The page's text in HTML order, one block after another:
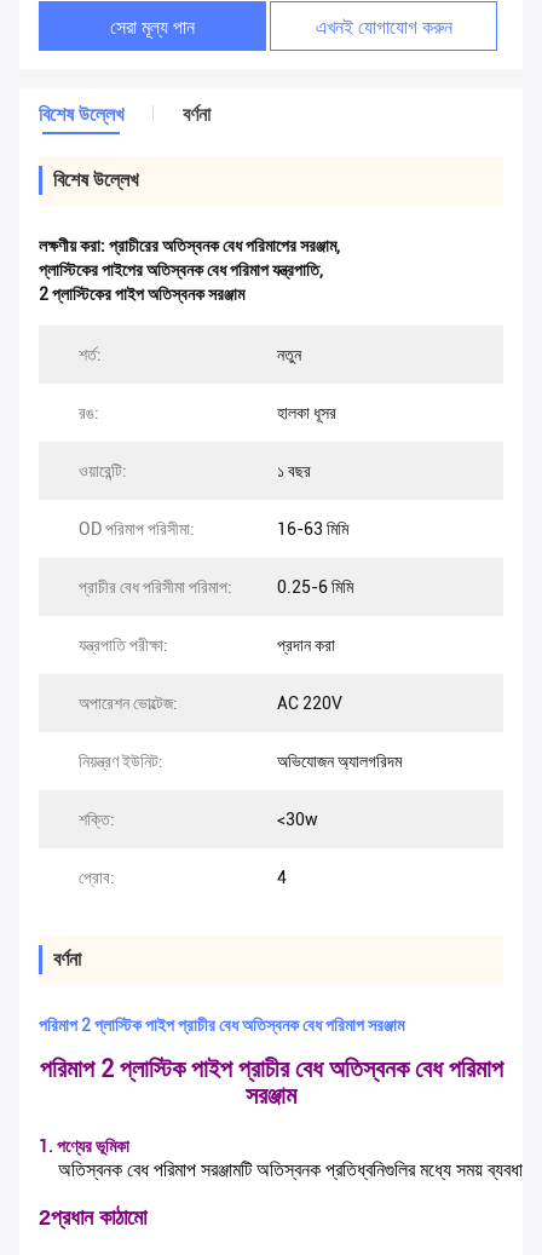
সেরা মূল্য পান এখনই যোগাযোগ করুন
বিশেষ উল্লেখ বর্ণনা
বিশেষ উল্লেখ
লক্ষণীয় করা: প্রাচীরের অতিস্বনক বেধ পরিমাপের সরঞ্জাম,
প্লাস্টিকের পাইপের অতিস্বনক বেধ পরিমাপ যন্ত্রপাতি,
2 প্লাস্টিকের পাইপ অতিস্বনক সরঞ্জাম
শর্ত: নতুন
রঙ: হালকা ধূসর
ওয়ারেন্টি: ১ বছর
OD পরিমাপ পরিসীমা: 16-63 মিমি
প্রাচীর বেধ পরিসীমা পরিমাপ: 0.25-6 মিমি
যন্ত্রপাতি পরীক্ষা: প্রদান করা
অপারেশন ভোল্টেজ: AC 220V
নিয়ন্ত্রণ ইউনিট: অভিযোজন অ্যালগরিদম
শক্তি: <30w
প্রোব: 4
বর্ণনা
পরিমাপ 2 প্লাস্টিক পাইপ প্রাচীর বেধ অতিস্বনক বেধ পরিমাপ সরঞ্জাম
পরিমাপ 2 প্লাস্টিক পাইপ প্রাচীর বেধ অতিস্বনক বেধ পরিমাপ
সরঞ্জাম
1. পণ্যের ভূমিকা
অতিস্বনক বেধ পরিমাপ সরঞ্জামটি অতিস্বনক প্রতিধ্বনিগুলির মধ্যে সময়
2প্রধান কাঠামো